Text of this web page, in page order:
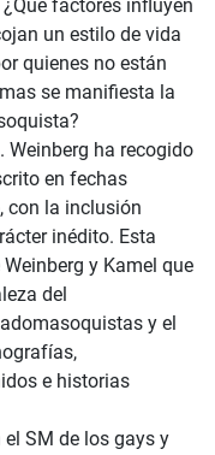
factores influyen
un estilo de vida
quienes no están
se manifiesta la
Weinberg ha recogido
en fechas
con la inclusión
inédito. Esta
y Kamel que
del
y el
e historias
SM de los gays y